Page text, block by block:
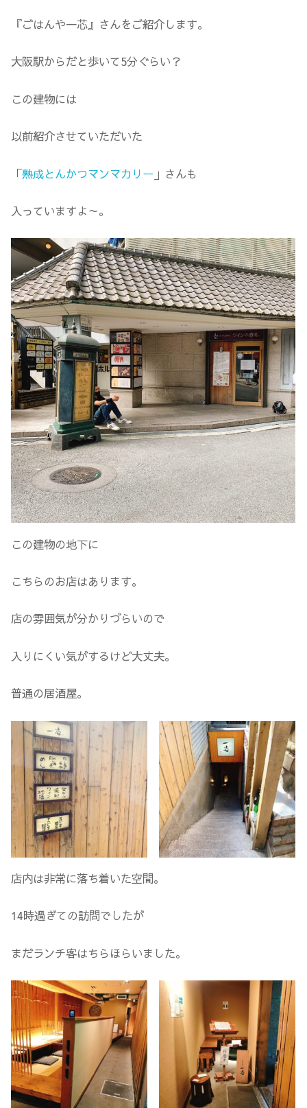
『ごはんや一芯』さんをご紹介します。
大阪駅からだと歩いて5分ぐらい？
この建物には
以前紹介させていただいた
「熟成とんかつマンマカリー 」さんも
入っていますよ～。
この建物の地下に
こちらのお店はあります。
店の雰囲気が分かりづらいので
入りにくい気がするけど大丈夫。
普通の居酒屋。
店内は非常に落ち着いた空間。
14時過ぎての訪問でしたが
まだランチ客はちらほらいました。